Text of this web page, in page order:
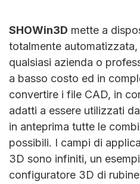
SHOWin3D mette a
totalmente
qualsiasi azienda o
a basso costo ed in
convertire i file CAD, in
adatti a essere utilizzati
in anteprima tutte le
possibili. I campi di
3D sono infiniti, un
configuratore 3D di